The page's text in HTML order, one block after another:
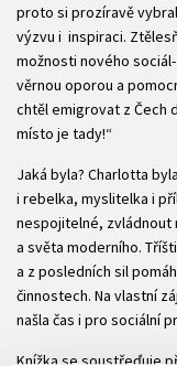
proto si prozíravě
výzvu i inspiraci.
možnosti nového
věrnou oporou a
chtěl emigrovat z Čech
místo je tady!“
Jaká byla? Charlotta
i rebelka, myslitelka i
nespojitelné, zvládnout
a světa moderního.
a z posledních sil
činnostech. Na vlastní
našla čas i pro sociální
Knížka se soustřeďuje